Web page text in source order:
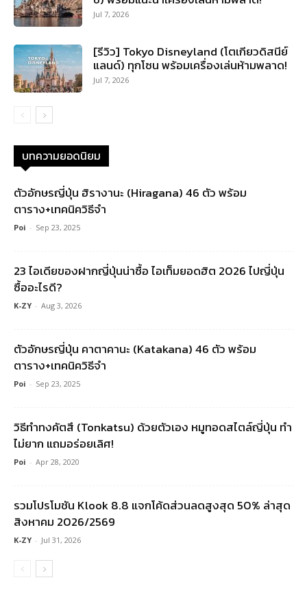
Jul 7, 2026
[รีวิว] Tokyo Disneyland (โตเกียวดิสนีย์
แลนด์) ทุกโซน พร้อมเครื่องเล่นห้ามพลาด!
Jul 7, 2026
บทความยอดนิยม
ตัวอักษรญี่ปุ่น ฮิรางานะ (Hiragana) 46 ตัว พร้อม
ตาราง+เทคนิควิธีจำ
Poi - Sep 23, 2025
23 ไอเดียของฝากญี่ปุ่นน่าซื้อ ไอเท็มยอดฮิต 2026 ไปญี่ปุ่น
ซื้ออะไรดี?
K-ZY - Aug 3, 2026
ตัวอักษรญี่ปุ่น คาตาคานะ (Katakana) 46 ตัว พร้อม
ตาราง+เทคนิควิธีจำ
Poi - Sep 23, 2025
วิธีทำทงคัตสึ (Tonkatsu) ด้วยตัวเอง หมูทอดสไตล์ญี่ปุ่น ทำ
ไม่ยาก แถมอร่อยเลิศ!
Poi - Apr 28, 2020
รวมโปรโมชัน Klook 8.8 แจกโค้ดส่วนลดสูงสุด 50% ล่าสุด
สิงหาคม 2026/2569
K-ZY - Jul 31, 2026